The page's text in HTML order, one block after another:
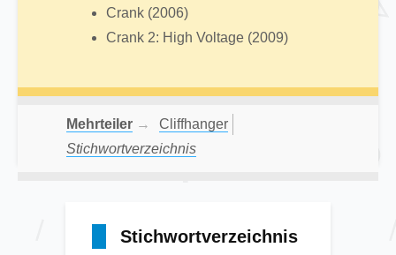
Crank (2006)
Crank 2: High Voltage (2009)
Mehrteiler →
Cliffhanger
Stichwortverzeichnis
Stichwortverzeichnis